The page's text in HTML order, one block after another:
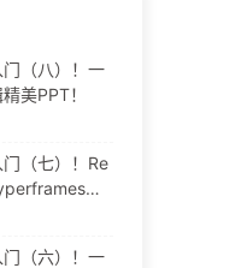
（八）！一
美PPT！
（七）！Re
！A
（六）！一